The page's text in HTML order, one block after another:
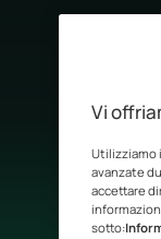
Vi
Utilizziamo
avanzate
accettare
sotto: